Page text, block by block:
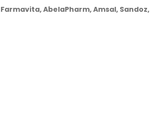
AbelaPharm, Amsal, Sandoz,